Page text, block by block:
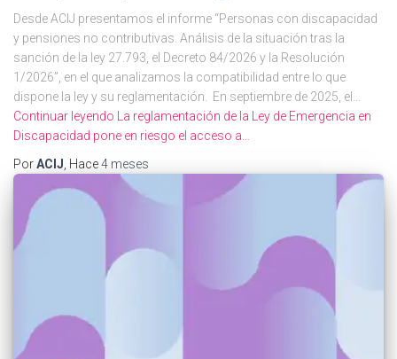
Desde ACIJ presentamos el informe “Personas con discapacidad
y pensiones no contributivas. Análisis de la situación tras la
sanción de la ley 27.793, el Decreto 84/2026 y la Resolución
1/2026”, en el que analizamos la compatibilidad entre lo que
dispone la ley y su reglamentación. En septiembre de 2025, el…
Continuar leyendo La reglamentación de la Ley de Emergencia en
Discapacidad pone en riesgo el acceso a…
PorACIJ , Hace4 meses